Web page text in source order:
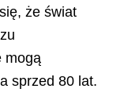
że świat
mogą
sprzed 80 lat.